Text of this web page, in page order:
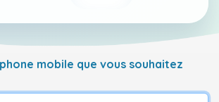
mobile que vous souhaitez